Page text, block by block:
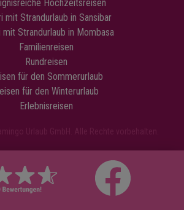
Hochzeitsreisen
mit Strandurlaub in Sansibar
mit Strandurlaub in Mombasa
Familienreisen
Rundreisen
für den Sommerurlaub
für den Winterurlaub
Erlebnisreisen